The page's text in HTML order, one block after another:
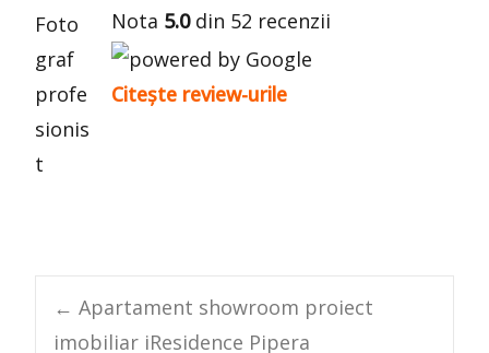
Nota 5.0din 52 recenzii
Citește review-urile
Post
← Apartament showroom proiect
imobiliar iResidence Pipera